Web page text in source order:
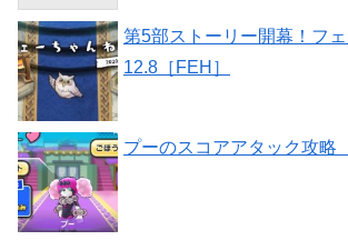
第5部ストーリー開幕！フ
12.8［FEH］
プーのスコアアタック攻略